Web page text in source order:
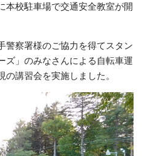
本校駐車場で交通安全教室が開
警察署様のご協力を得てスタン
ズ」のみなさんによる自転車運
講習会を実施しました。